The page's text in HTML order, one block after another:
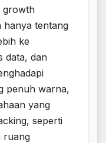
growth
hanya tentang
ke
data, dan
penuh warna,
yang
seperti
ruang